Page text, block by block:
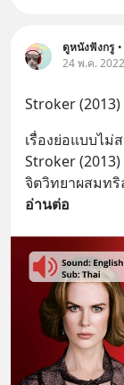
ดูหนังฟังกรู •
24 พ.ค.
Stroker (2013)
เรื่องย่อแบบไม่
Stroker
จิตวิทยาผสมทริ
อ่านต่อ